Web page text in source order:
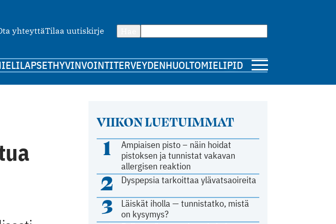
yhteyttäTilaa uutiskirje
LAPSETHYVINVOINTITERVEYDENHUOLTOMIELIPIDE
VIIKON LUETUIMMAT
1
Ampiaisen pisto – näin hoidat
pistoksen ja tunnistat vakavan
allergisen reaktion
2 Dyspepsia tarkoittaa ylävatsaoireita
3
Läiskät iholla — tunnistatko, mistä
on kysymys?